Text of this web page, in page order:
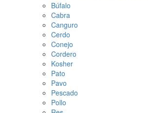
Búfalo
Cabra
Canguro
Cerdo
Conejo
Cordero
Kosher
Pato
Pavo
Pescado
Pollo